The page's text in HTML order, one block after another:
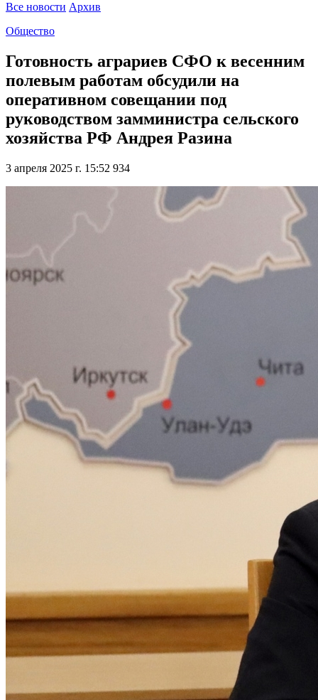
Все новости Архив
Общество
Готовность аграриев СФО к весенним
полевым работам обсудили на
оперативном совещании под
руководством замминистра сельского
хозяйства РФ Андрея Разина
3 апреля 2025 г. 15:52 934